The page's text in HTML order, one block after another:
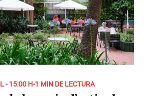
- 15:00 H-1 MIN DE LECTURA